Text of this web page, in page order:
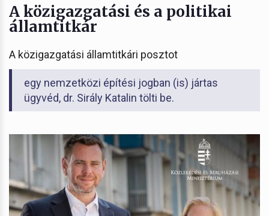
A közigazgatási és a politikai
államtitkár
A közigazgatási államtitkári posztot
egy nemzetközi építési jogban (is) jártas
ügyvéd, dr. Sirály Katalin tölti be.